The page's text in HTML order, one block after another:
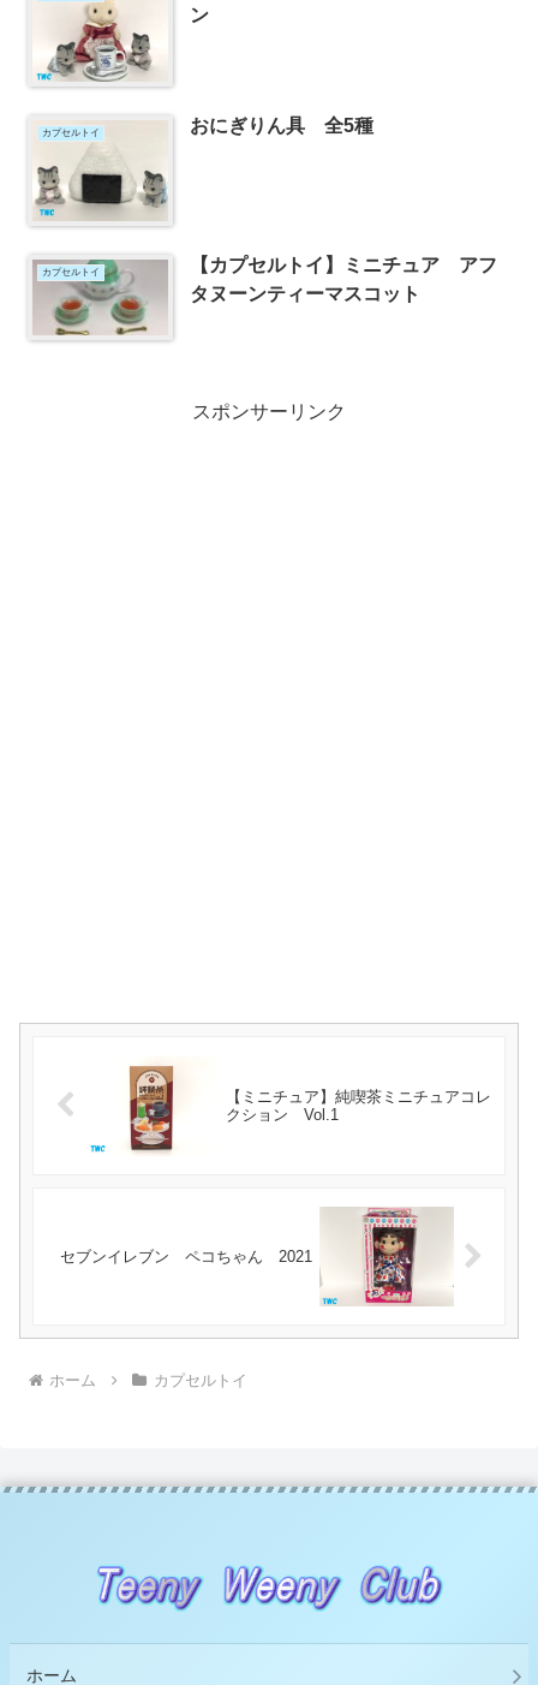
ン
カプセルトイ おにぎりん具 全5種
カプセルトイ
【カプセルトイ】ミニチュア アフ
タヌーンティーマスコット
スポンサーリンク
【ミニチュア】純喫茶ミニチュアコレ
クション Vol.1
セブンイレブン ペコちゃん 2021
ホーム カプセルトイ
ホーム